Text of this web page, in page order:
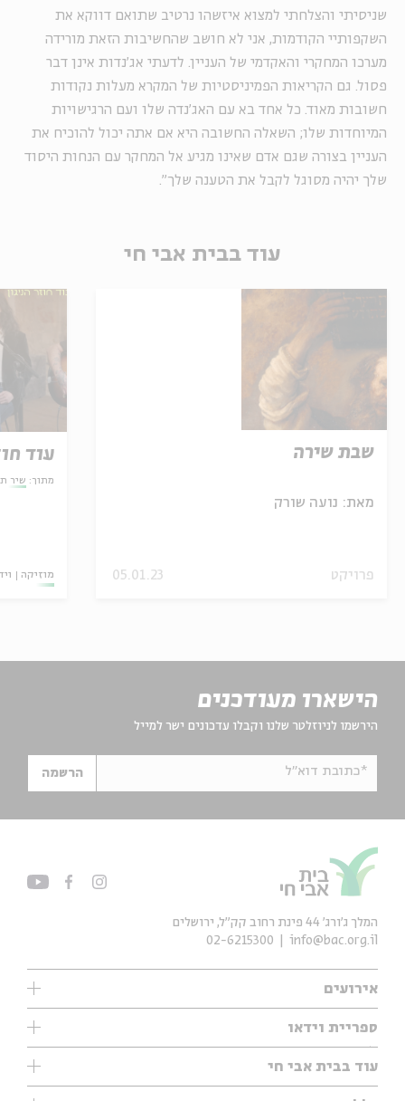
שניסיתי והצלחתי למצוא איזשהו נרטיב שתואם דווקא את
השקפותיי הקודמות, אני לא חושב שהחשיבות הזאת מורידה
מערכו המחקרי והאקדמי של העניין. לדעתי אג'נדות אינן דבר
פסול. גם הקריאות הפמיניסטיות של המקרא מעלות נקודות
חשובות מאוד. כל אחד בא עם האג׳נדה שלו ועם הרגישויות
המיוחדות שלו; השאלה החשובה היא אם אתה יכול להוכיח את
העניין בצורה שגם אדם שאינו מגיע אל המחקר עם הנחות היסוד
שלך יהיה מסוגל לקבל את הטענה שלך".
עוד בבית אבי חי
שבת שירה
מאת: נועה שורק
פרויקט 05.01.23
עוד
מתוך: שיר
מוזיקה
הישארו מעודכנים
הירשמו לניוזלטר שלנו וקבלו עדכונים ישר למייל
*כתובת דוא"ל הרשמה
אירועים
עיון
אנגלית
ספריית וידאו
ילדים
מוזיקה
עיון
עוד בבית אבי חי
תערוכות
המלך ג'ורג' 44 פינת רחוב קק״ל, ירושלים
info@bac.org.il
02-6215300